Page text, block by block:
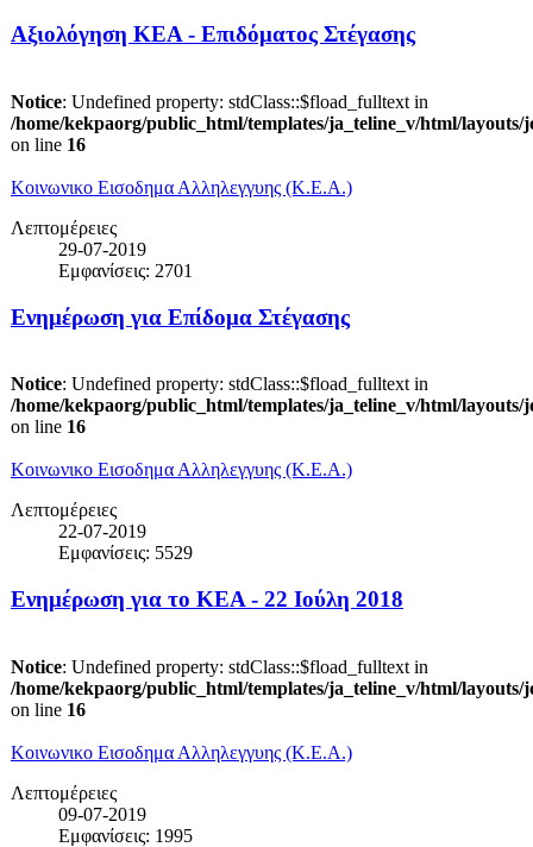
Αξιολόγηση ΚΕΑ - Επιδόματος Στέγασης
Notice: Undefined property: stdClass::$fload_fulltext in
/home/kekpaorg/public_html/templates/ja_teline_v/html/
on line 16
Κοινωνικο Εισοδημα Αλληλεγγυης (Κ.Ε.Α.)
Λεπτομέρειες
29-07-2019
Εμφανίσεις: 2701
Ενημέρωση για Επίδομα Στέγασης
Notice: Undefined property: stdClass::$fload_fulltext in
/home/kekpaorg/public_html/templates/ja_teline_v/html/
on line 16
Κοινωνικο Εισοδημα Αλληλεγγυης (Κ.Ε.Α.)
Λεπτομέρειες
22-07-2019
Εμφανίσεις: 5529
Ενημέρωση για το ΚΕΑ - 22 Ιούλη 2018
Notice: Undefined property: stdClass::$fload_fulltext in
/home/kekpaorg/public_html/templates/ja_teline_v/html/
on line 16
Κοινωνικο Εισοδημα Αλληλεγγυης (Κ.Ε.Α.)
Λεπτομέρειες
09-07-2019
Εμφανίσεις: 1995